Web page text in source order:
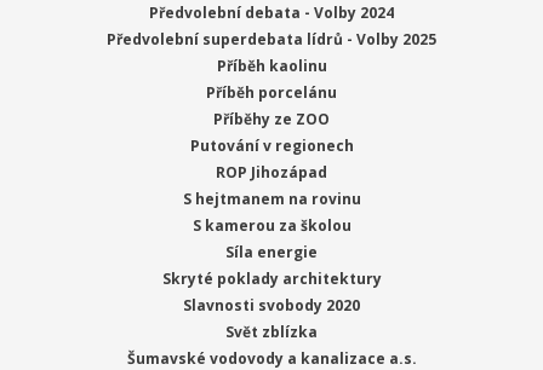
Předvolební debata - Volby 2024
Předvolební superdebata lídrů - Volby 2025
Příběh kaolinu
Příběh porcelánu
Příběhy ze ZOO
Putování v regionech
ROP Jihozápad
S hejtmanem na rovinu
S kamerou za školou
Síla energie
Skryté poklady architektury
Slavnosti svobody 2020
Svět zblízka
Šumavské vodovody a kanalizace a.s.